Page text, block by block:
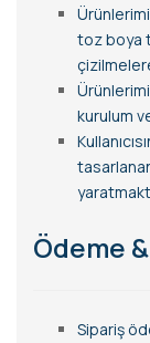
toz boya
kurulum
Ödeme
Sipariş